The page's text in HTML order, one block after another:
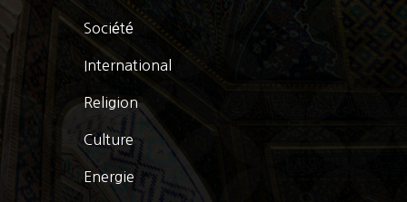
Société
International
Religion
Culture
Energie